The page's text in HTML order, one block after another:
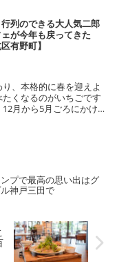
列のできる大人気二郎
が今年も戻ってきた
有野町】
、本格的に春を迎えよ
くなるのがいちごです
月から5月ごろにかけ
プで最高の思い出はグ
神戸三田で